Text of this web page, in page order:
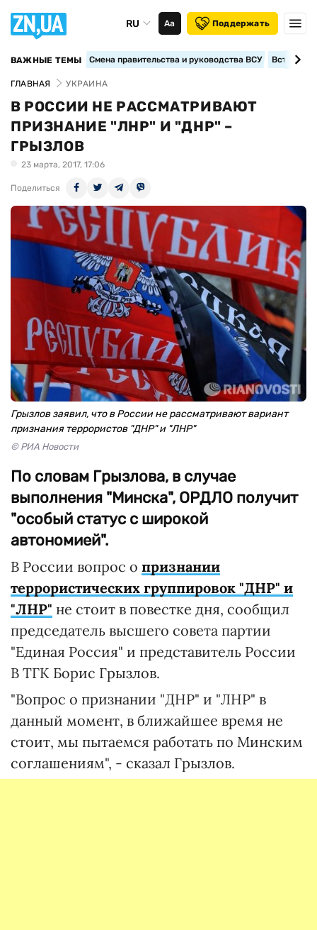
RU Аа Поддержать
ВАЖНЫЕ ТЕМЫ Смена правительства и руководства ВСУ
ГЛАВНАЯ УКРАИНА
В РОССИИ НЕ РАССМАТРИВАЮТ
ПРИЗНАНИЕ "ЛНР" И "ДНР" –
ГРЫЗЛОВ
23 марта, 2017, 17:06
Поделиться
Грызлов заявил, что в России не рассматривают вариант
признания террористов "ДНР" и "ЛНР"
© РИА Новости
По словам Грызлова, в случае
выполнения "Минска", ОРДЛО получит
"особый статус с широкой
автономией".
В России вопрос о признании
террористических группировок "ДНР" и
"ЛНР" не стоит в повестке дня, сообщил
председатель высшего совета партии
"Единая Россия" и представитель России
В ТГК Борис Грызлов.
"Вопрос о признании "ДНР" и "ЛНР" в
данный момент, в ближайшее время не
стоит, мы пытаемся работать по Минским
соглашениям", - сказал Грызлов.